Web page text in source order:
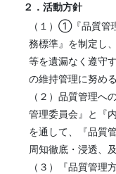
２．活動方針
（１）①『品質
務標準』を制定し
等を遺漏なく遵守
の維持管理に努める
（２）品質管理へ
管理委員会』と『
を通して、『品質
周知徹底・浸透、
（３）『品質管理